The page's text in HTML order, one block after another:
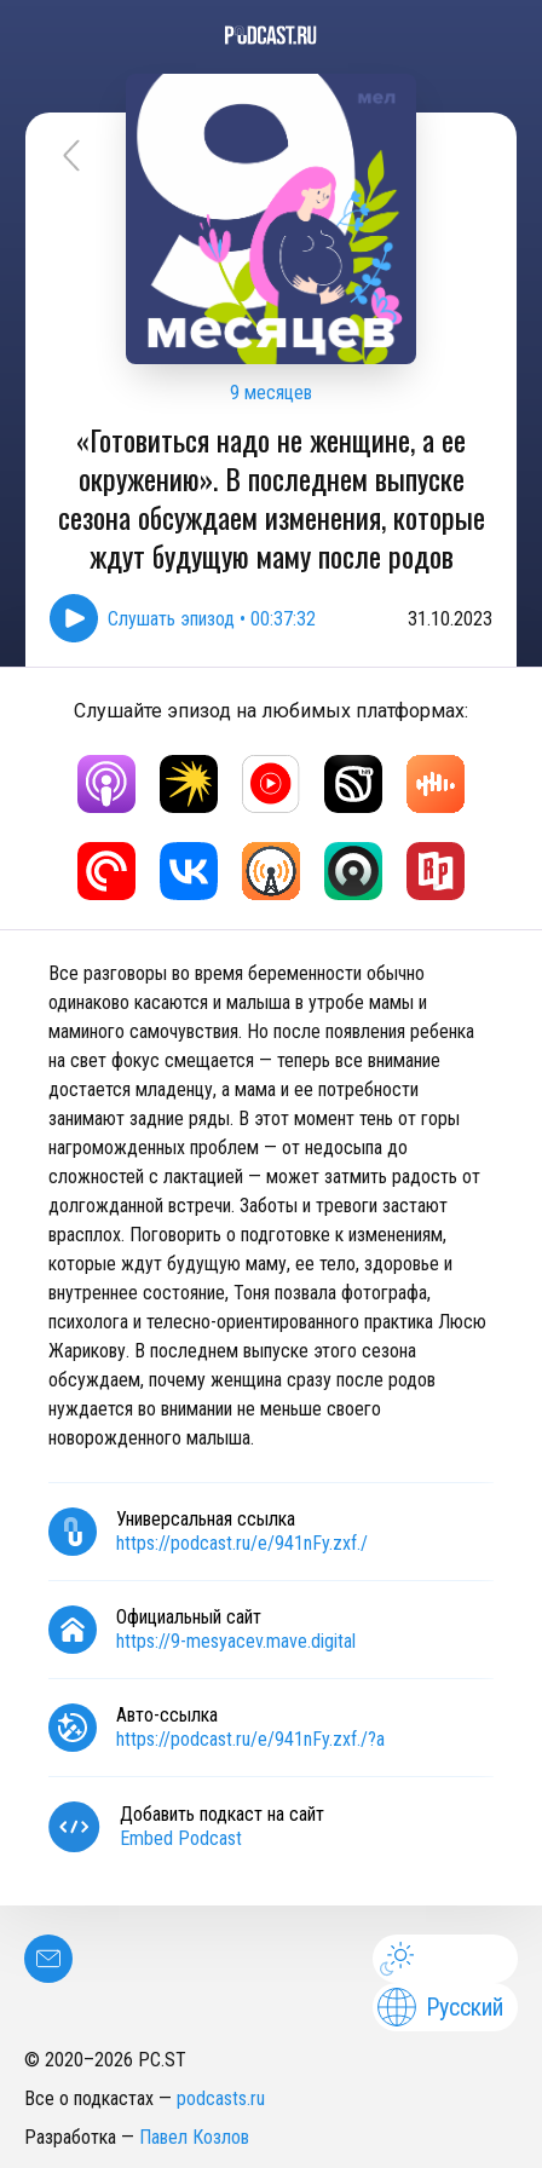
9 месяцев
«Готовиться надо не женщине, а ее
окружению». В последнем выпуске
сезона обсуждаем изменения, которые
ждут будущую маму после родов
Слушать эпизод • 00:37:32 31.10.2023
Слушайте эпизод на любимых платформах:
Все разговоры во время беременности обычно
одинаково касаются и малыша в утробе мамы и
маминого самочувствия. Но после появления ребенка
на свет фокус смещается — теперь все внимание
достается младенцу, а мама и ее потребности
занимают задние ряды. В этот момент тень от горы
нагроможденных проблем — от недосыпа до
сложностей с лактацией — может затмить радость от
долгожданной встречи. Заботы и тревоги застают
врасплох. Поговорить о подготовке к изменениям,
которые ждут будущую маму, ее тело, здоровье и
внутреннее состояние, Тоня позвала фотографа,
психолога и телесно-ориентированного практика Люсю
Жарикову. В последнем выпуске этого сезона
обсуждаем, почему женщина сразу после родов
нуждается во внимании не меньше своего
новорожденного малыша.
Универсальная ссылка
https://podcast.ru/e/941nFy.zxf./
Официальный сайт
https://9-mesyacev.mave.digital
Авто-ссылка
https://podcast.ru/e/941nFy.zxf./?a
Добавить подкаст на сайт
Embed Podcast
Русский
© 2020–2026 PC.ST
Все о подкастах — podcasts.ru
Разработка — Павел Козлов